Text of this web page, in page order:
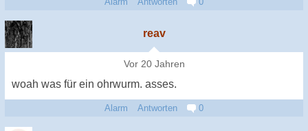
reav
Vor 20 Jahren
woah was für ein ohrwurm. asses.
Alarm Antworten 0